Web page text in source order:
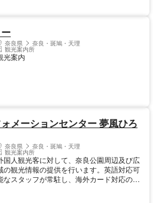
奈良県 奈良・斑鳩・天理
観光案内所
光案内
メーションセンター 夢風ひろ
奈良県 奈良・斑鳩・天理
観光案内所
国人観光客に対して、奈良公園周辺及び広
の観光情報の提供を行います。英語対応可
なスタッフが常駐し、海外カード対応のＡ